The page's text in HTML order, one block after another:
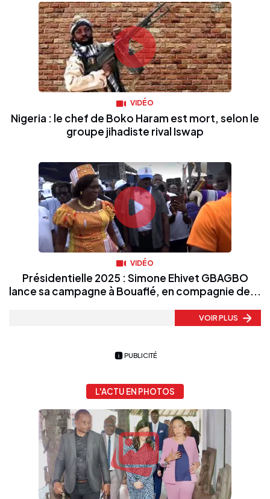
VIDÉO
Nigeria : le chef de Boko Haram est mort, selon le
groupe jihadiste rival Iswap
VIDÉO
Présidentielle 2025 : Simone Ehivet GBAGBO
lance sa campagne à Bouaflé, en compagnie de...
VOIR PLUS
PUBLICITÉ
L'ACTU EN PHOTOS